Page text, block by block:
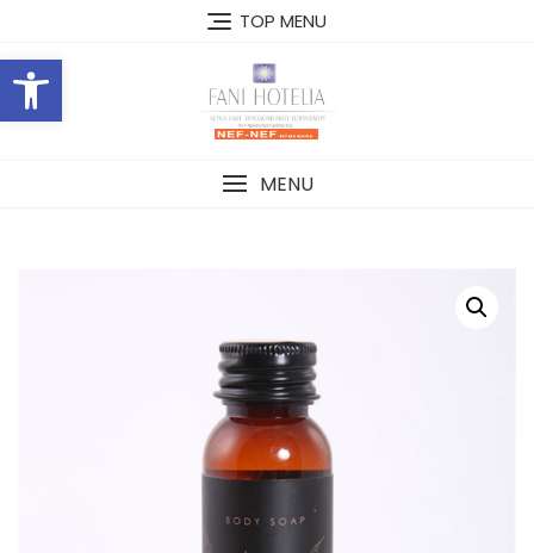
Open toolbar
content
TOP MENU
MENU